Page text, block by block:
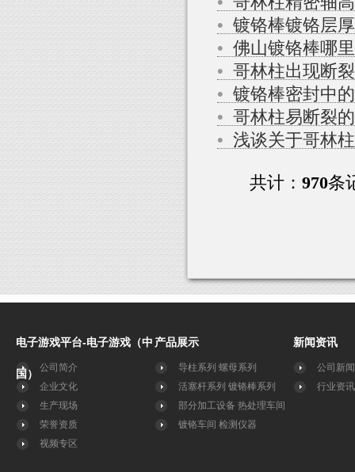
• 镀铬棒镀铬层
• 佛山镀铬棒哪
• 哥林柱出现断
• 镀铬棒密封中
• 哥林柱易断裂
• 浅谈关于哥林
共计： 970条
电子游戏平台-电子游戏（中
国）
公司简介
企业文化
生产现场
荣誉资质
视频专区
产品展示
导柱系列 螺母系列
活塞杆系列 镀铬棒系列
部分加工设备 热处理车间
镀铬车间 检测仪器
新闻资讯
公司新闻
行业资讯